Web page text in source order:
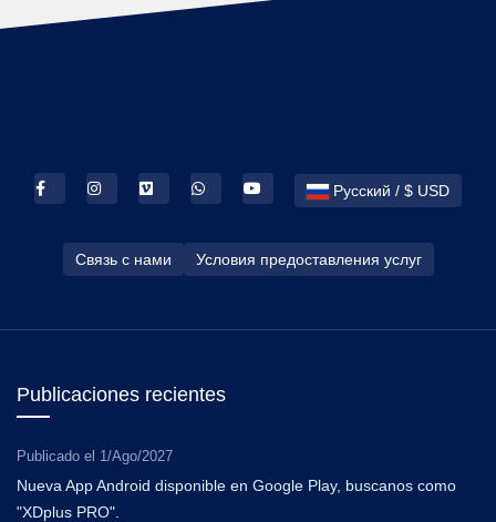
Русский / $ USD
Связь с нами Условия предоставления услуг
Publicaciones recientes
Publicado el 1/Ago/2027
Nueva App Android disponible en Google Play, buscanos como
"XDplus PRO".